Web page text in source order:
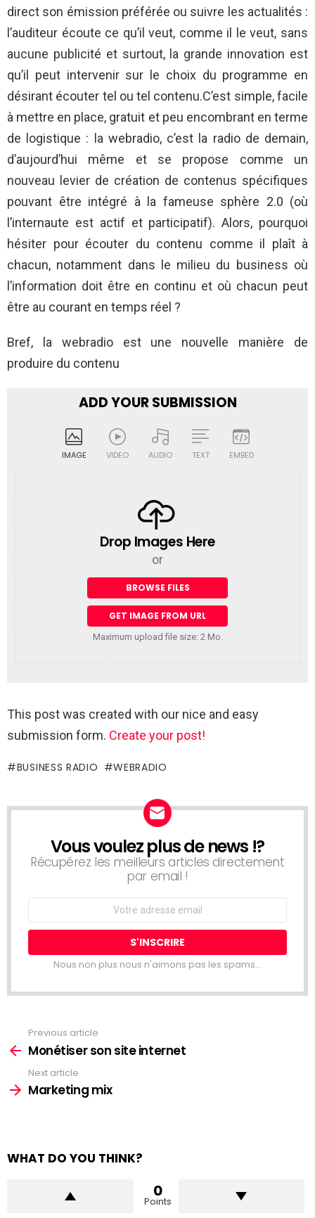
direct son émission préférée ou suivre les actualités :
l’auditeur écoute ce qu’il veut, comme il le veut, sans
aucune publicité et surtout, la grande innovation est
qu’il peut intervenir sur le choix du programme en
désirant écouter tel ou tel contenu.C’est simple, facile
à mettre en place, gratuit et peu encombrant en terme
de logistique : la webradio, c’est la radio de demain,
d’aujourd’hui même et se propose comme un
nouveau levier de création de contenus spécifiques
pouvant être intégré à la fameuse sphère 2.0 (où
l’internaute est actif et participatif). Alors, pourquoi
hésiter pour écouter du contenu comme il plaît à
chacun, notamment dans le milieu du business où
l’information doit être en continu et où chacun peut
être au courant en temps réel ?
Bref, la webradio est une nouvelle manière de
produire du contenu
ADD YOUR SUBMISSION
IMAGE VIDEO AUDIO TEXT EMBED
Drop Images Here
or
Maximum upload file size: 2 Mo.
This post was created with our nice and easy
submission form. Create your post!
BUSINESS RADIO WEBRADIO
NEWSLETTER
Vous voulez plus de news !?
Récupérez les meilleurs articles directement
par email !
Nous non plus nous n'aimons pas les spams...
more
Previous article
Monétiser son site internet
Next article
Marketing mix
WHAT DO YOU THINK?
0
Points